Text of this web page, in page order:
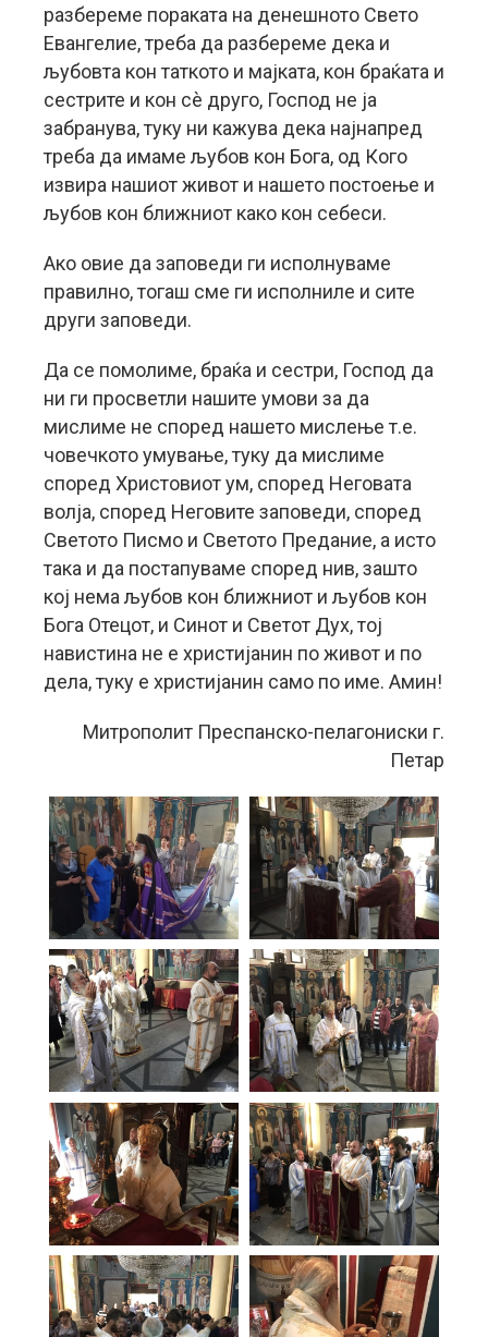
разбереме пораката на денешното Свето
Евангелие, треба да разбереме дека и
љубовта кон таткото и мајката, кон браќата и
сестрите и кон сè друго, Господ не ја
забранува, туку ни кажува дека најнапред
треба да имаме љубов кон Бога, од Кого
извира нашиот живот и нашето постоење и
љубов кон ближниот како кон себеси.
Ако овие да заповеди ги исполнуваме
правилно, тогаш сме ги исполниле и сите
други заповеди.
Да се помолиме, браќа и сестри, Господ да
ни ги просветли нашите умови за да
мислиме не според нашето мислење т.е.
човечкото умување, туку да мислиме
според Христовиот ум, според Неговата
волја, според Неговите заповеди, според
Светото Писмо и Светото Предание, а исто
така и да постапуваме според нив, зашто
кој нема љубов кон ближниот и љубов кон
Бога Отецот, и Синот и Светот Дух, тој
навистина не е христијанин по живот и по
дела, туку е христијанин само по име. Амин!
Митрополит Преспанско-пелагониски г.
Петар